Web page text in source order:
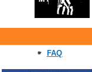
FAQ